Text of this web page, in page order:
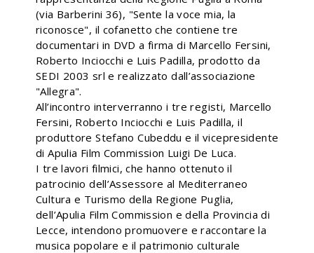
(via Barberini 36), "Sente la voce mia, la
riconosce", il cofanetto che contiene tre
documentari in DVD a firma di Marcello Fersini,
Roberto Inciocchi e Luis Padilla, prodotto da
SEDI 2003 srl e realizzato dall’associazione
"Allegra".
All’incontro interverranno i tre registi, Marcello
Fersini, Roberto Inciocchi e Luis Padilla, il
produttore Stefano Cubeddu e il vicepresidente
di Apulia Film Commission Luigi De Luca.
I tre lavori filmici, che hanno ottenuto il
patrocinio dell’Assessore al Mediterraneo
Cultura e Turismo della Regione Puglia,
dell’Apulia Film Commission e della Provincia di
Lecce, intendono promuovere e raccontare la
musica popolare e il patrimonio culturale